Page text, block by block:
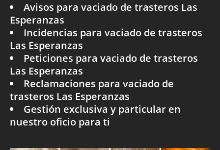
Avisos para vaciado de trasteros Las
Esperanzas
Incidencias para vaciado de trasteros
Las Esperanzas
Peticiones para vaciado de trasteros
Las Esperanzas
Reclamaciones para vaciado de
trasteros Las Esperanzas
Gestión exclusiva y particular en
nuestro oficio para ti